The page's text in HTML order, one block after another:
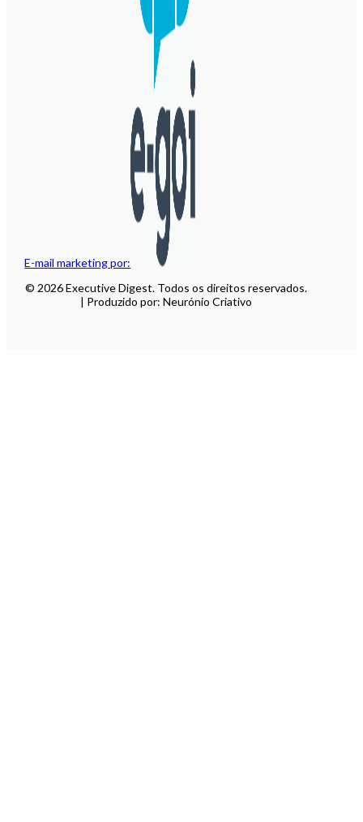
E-mail marketing por:
© 2026 Executive Digest. Todos os direitos reservados.
| Produzido por: Neurónio Criativo